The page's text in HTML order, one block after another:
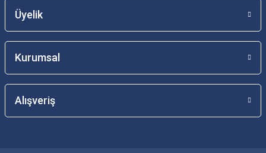
Üyelik
Kurumsal
Alışveriş